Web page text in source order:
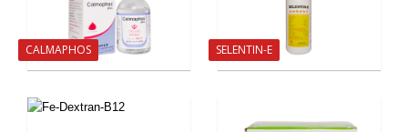
CALMAPHOS SELENTIN-E